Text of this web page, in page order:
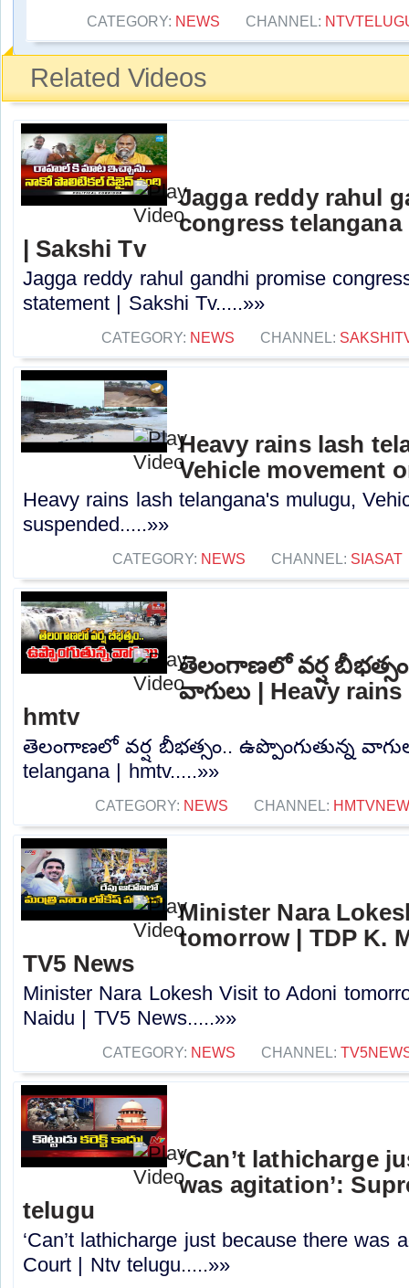
CATEGORY: NEWS CHANNEL:
Related Videos
Jagga reddy rahul
congress
| Sakshi Tv
Jagga reddy rahul gandhi promise
statement | Sakshi Tv.....»»
CATEGORY: NEWS CHANNEL:
Heavy rains lash
Vehicle movement
Heavy rains lash telangana's mulugu,
suspended.....»»
CATEGORY: NEWS CHANNEL: SIASAT
తెలంగాణలో వర్ష
వాగులు | Heavy
hmtv
తెలంగాణలో వర్ష బీభత్సం.. ఉప్పొంగుతున్న
telangana | hmtv.....»»
CATEGORY: NEWS CHANNEL:
Minister Nara
tomorrow | TDP K.
TV5 News
Minister Nara Lokesh Visit to Adoni
Naidu | TV5 News.....»»
CATEGORY: NEWS CHANNEL:
‘Can’t lathicharge
was agitation’:
telugu
‘Can’t lathicharge just because there was
Court | Ntv telugu.....»»